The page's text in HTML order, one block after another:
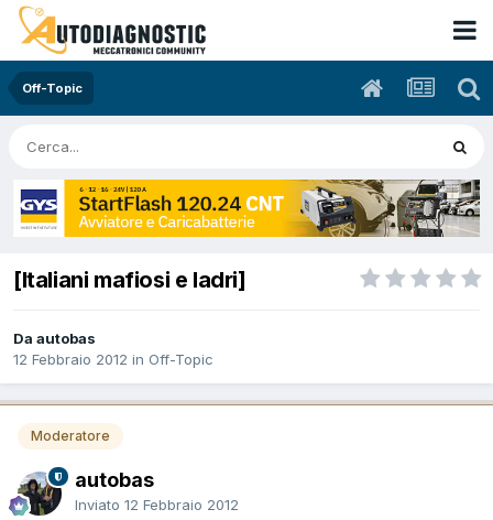
Off-Topic
[Italiani mafiosi e ladri]
Da autobas
12 Febbraio 2012 in Off-Topic
Moderatore
autobas
Inviato 12 Febbraio 2012